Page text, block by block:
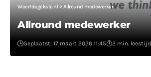
Weertdegekste.nl > Allround medewerker
Allround medewerker
Geplaatst: 17 maart 2026 11:45 2 min. leestijd